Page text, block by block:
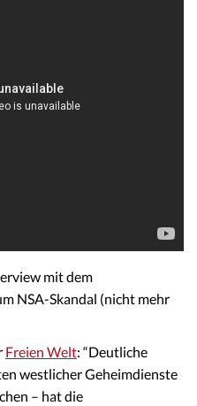
mit dem
NSA-Skandal (nicht mehr
Freien Welt: “Deutliche
westlicher Geheimdienste
– hat die